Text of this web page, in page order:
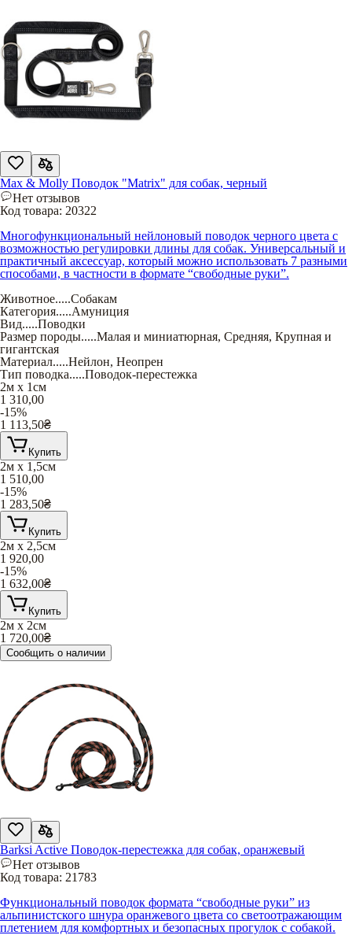
Max & Molly Поводок "Matrix" для собак, черный
Нет отзывов
Код товара: 20322
Многофункциональный нейлоновый поводок черного цвета с
возможностью регулировки длины для собак. Универсальный и
практичный аксессуар, который можно использовать 7 разными
способами, в частности в формате “свободные руки”.
Животное.....Собакам
Категория.....Амуниция
Вид.....Поводки
Размер породы.....Малая и миниатюрная, Средняя, Крупная и
гигантская
Материал.....Нейлон, Неопрен
Тип поводка.....Поводок-перестежка
2м х 1см
1 310,00
-15%
1 113,50₴
Купить
2м х 1,5см
1 510,00
-15%
1 283,50₴
Купить
2м х 2,5см
1 920,00
-15%
1 632,00₴
Купить
2м х 2см
1 720,00₴
Сообщить о наличии
Barksi Active Поводок-перестежка для собак, оранжевый
Нет отзывов
Код товара: 21783
Функциональный поводок формата “свободные руки” из
альпинистского шнура оранжевого цвета со светоотражающим
плетением для комфортных и безопасных прогулок с собакой.